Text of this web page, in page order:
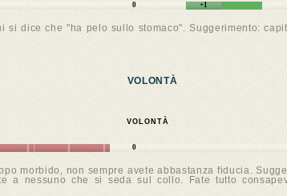
0 +1
si dice che "ha pelo sullo stomaco". Suggerimento:
VOLONTÀ
VOLONTÀ
0
morbido, non sempre avete abbastanza fiducia.
a nessuno che si seda sul collo. Fate tutto